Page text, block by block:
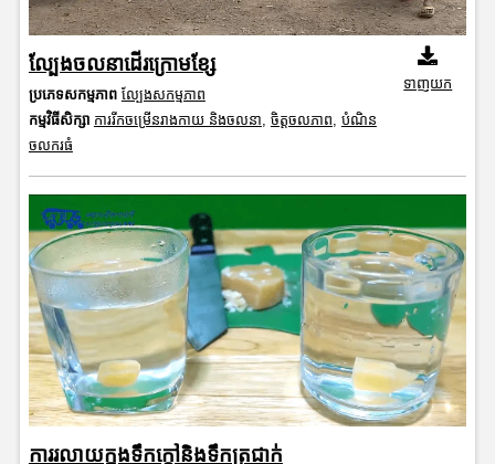
ល្បែងចលនាដើរក្រោមខ្សែ
ប្រភេទសកម្មភាព ល្បែងសកម្មភាព
កម្មវិធីសិក្សា ការរីកចម្រើនរាងកាយ និងចលនា, ចិត្តចលភាព, បំណិន
ចលករធំ
ទាញយក
ការរលាយក្នុងទឹកក្តៅនិងទឹកត្រជាក់